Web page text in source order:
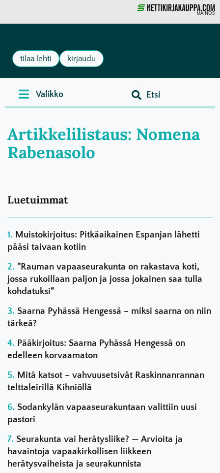
MAINOS
tilaa lehti kirjaudu
Artikkelilistaus: Nomena
Rabenasolo
Luetuimmat
Muistokirjoitus: Pitkäaikainen Espanjan lähetti
pääsi taivaan kotiin
”Rauman vapaaseurakunta on rakastava koti,
jossa rukoillaan paljon ja jossa jokainen saa tulla
kohdatuksi”
Saarna Pyhässä Hengessä – miksi saarna on niin
tärkeä?
Pääkirjoitus: Saarna Pyhässä Hengessä on
edelleen korvaamaton
Mitä katsot – vahvuusetsivät Raskinnanrannan
telttaleirillä Kihniöllä
Sodankylän vapaaseurakuntaan valittiin uusi
pastori
Seurakunta vai herätysliike? — Arvioita ja
havaintoja vapaakirkollisen liikkeen
herätysvaiheista ja seurakunnista